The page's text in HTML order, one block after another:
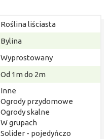
Roślina liściasta
Bylina
Wyprostowany
Od 1m do 2m
Inne
Ogrody przydomowe
Ogrody skalne
W grupach
Solider - pojedyńczo